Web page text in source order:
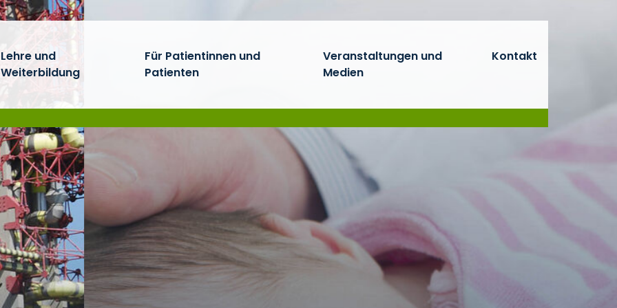
Lehre und
Weiterbildung
Für Patientinnen und
Patienten
Veranstaltungen und
Medien
Kontakt